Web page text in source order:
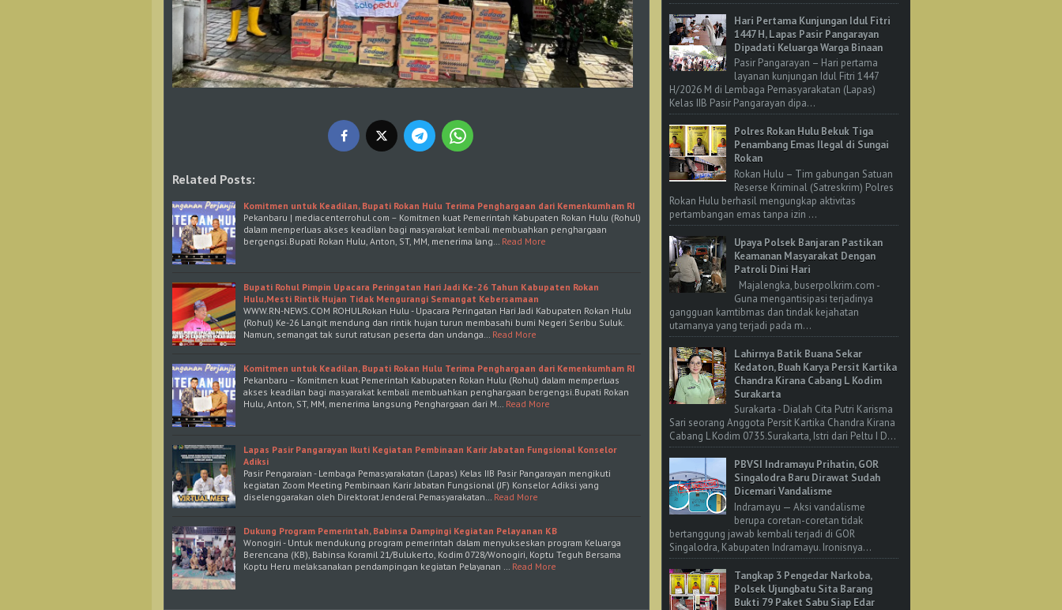
Related Posts:
Komitmen untuk Keadilan, Bupati Rokan Hulu Terima Penghargaan dari Kemenkumham RI
Pekanbaru | mediacenterrohul.com – Komitmen kuat Pemerintah Kabupaten Rokan Hulu (Rohul)
dalam memperluas akses keadilan bagi masyarakat kembali membuahkan penghargaan
bergengsi.Bupati Rokan Hulu, Anton, ST, MM, menerima lang…
Read More
Bupati Rohul Pimpin Upacara Peringatan Hari Jadi Ke-26 Tahun Kabupaten Rokan
Hulu,Mesti Rintik Hujan Tidak Mengurangi Semangat Kebersamaan
WWW.RN-NEWS.COM ROHULRokan Hulu - Upacara Peringatan Hari Jadi Kabupaten Rokan Hulu
(Rohul) Ke-26 Langit mendung dan rintik hujan turun membasahi bumi Negeri Seribu Suluk.
Namun, semangat tak surut ratusan peserta dan undanga…
Read More
Komitmen untuk Keadilan, Bupati Rokan Hulu Terima Penghargaan dari Kemenkumham RI
Pekanbaru – Komitmen kuat Pemerintah Kabupaten Rokan Hulu (Rohul) dalam memperluas
akses keadilan bagi masyarakat kembali membuahkan penghargaan bergengsi.Bupati Rokan
Hulu, Anton, ST, MM, menerima langsung Penghargaan dari M…
Read More
Lapas Pasir Pangarayan Ikuti Kegiatan Pembinaan Karir Jabatan Fungsional Konselor
Adiksi
Pasir Pengaraian - Lembaga Pemasyarakatan (Lapas) Kelas IIB Pasir Pangarayan mengikuti
kegiatan Zoom Meeting Pembinaan Karir Jabatan Fungsional (JF) Konselor Adiksi yang
diselenggarakan oleh Direktorat Jenderal Pemasyarakatan…
Read More
Dukung Program Pemerintah, Babinsa Dampingi Kegiatan Pelayanan KB
Wonogiri - Untuk mendukung program pemerintah dalam menyukseskan program Keluarga
Berencana (KB), Babinsa Koramil 21/Bulukerto, Kodim 0728/Wonogiri, Koptu Teguh Bersama
Koptu Heru melaksanakan pendampingan kegiatan Pelayanan …
Read More
Hari Pertama Kunjungan Idul Fitri
1447 H, Lapas Pasir Pangarayan
Dipadati Keluarga Warga Binaan
Pasir Pangarayan – Hari pertama
layanan kunjungan Idul Fitri 1447
H/2026 M di Lembaga Pemasyarakatan (Lapas)
Kelas IIB Pasir Pangarayan dipa...
Polres Rokan Hulu Bekuk Tiga
Penambang Emas Ilegal di Sungai
Rokan
Rokan Hulu – Tim gabungan Satuan
Reserse Kriminal (Satreskrim) Polres
Rokan Hulu berhasil mengungkap aktivitas
pertambangan emas tanpa izin ...
Upaya Polsek Banjaran Pastikan
Keamanan Masyarakat Dengan
Patroli Dini Hari
Majalengka, buserpolkrim.com -
Guna mengantisipasi terjadinya
gangguan kamtibmas dan tindak kejahatan
utamanya yang terjadi pada m...
Lahirnya Batik Buana Sekar
Kedaton, Buah Karya Persit Kartika
Chandra Kirana Cabang L Kodim
Surakarta
Surakarta - Dialah Cita Putri Karisma
Sari seorang Anggota Persit Kartika Chandra Kirana
Cabang L Kodim 0735.Surakarta, Istri dari Peltu I D...
PBVSI Indramayu Prihatin, GOR
Singalodra Baru Dirawat Sudah
Dicemari Vandalisme
Indramayu — Aksi vandalisme
berupa coretan-coretan tidak
bertanggung jawab kembali terjadi di GOR
Singalodra, Kabupaten Indramayu. Ironisnya...
Tangkap 3 Pengedar Narkoba,
Polsek Ujungbatu Sita Barang
Bukti 79 Paket Sabu Siap Edar